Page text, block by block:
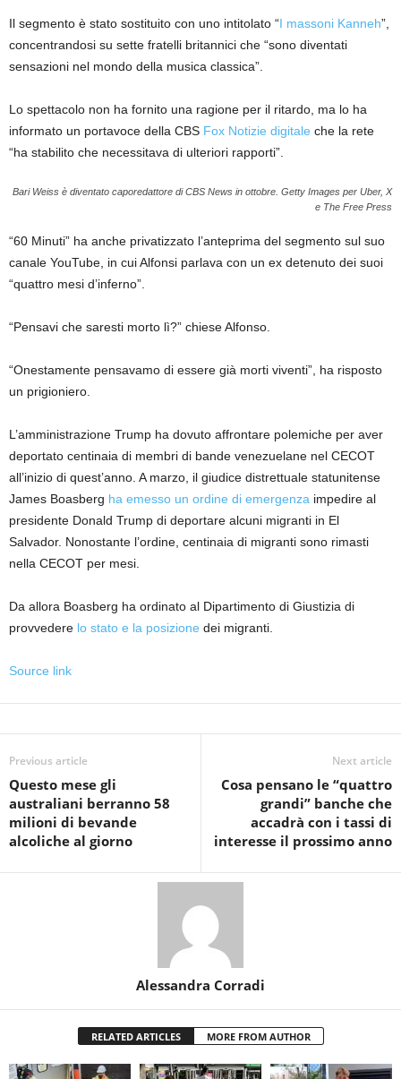
Il segmento è stato sostituito con uno intitolato “I massoni Kanneh”,
concentrandosi su sette fratelli britannici che “sono diventati
sensazioni nel mondo della musica classica”.
Lo spettacolo non ha fornito una ragione per il ritardo, ma lo ha
informato un portavoce della CBS Fox Notizie digitale che la rete
“ha stabilito che necessitava di ulteriori rapporti”.
Bari Weiss è diventato caporedattore di CBS News in ottobre. Getty Images per Uber, X
e The Free Press
“60 Minuti” ha anche privatizzato l’anteprima del segmento sul suo
canale YouTube, in cui Alfonsi parlava con un ex detenuto dei suoi
“quattro mesi d’inferno”.
“Pensavi che saresti morto lì?” chiese Alfonso.
“Onestamente pensavamo di essere già morti viventi”, ha risposto
un prigioniero.
L’amministrazione Trump ha dovuto affrontare polemiche per aver
deportato centinaia di membri di bande venezuelane nel CECOT
all’inizio di quest’anno. A marzo, il giudice distrettuale statunitense
James Boasberg ha emesso un ordine di emergenza impedire al
presidente Donald Trump di deportare alcuni migranti in El
Salvador. Nonostante l’ordine, centinaia di migranti sono rimasti
nella CECOT per mesi.
Da allora Boasberg ha ordinato al Dipartimento di Giustizia di
provvedere lo stato e la posizione dei migranti.
Source link
Previous article
Questo mese gli
australiani berranno 58
milioni di bevande
alcoliche al giorno
Next article
Cosa pensano le “quattro
grandi” banche che
accadrà con i tassi di
interesse il prossimo anno
Alessandra Corradi
RELATED ARTICLES MORE FROM AUTHOR